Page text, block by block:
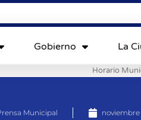
Gobierno La
Horario
Municipal noviembre